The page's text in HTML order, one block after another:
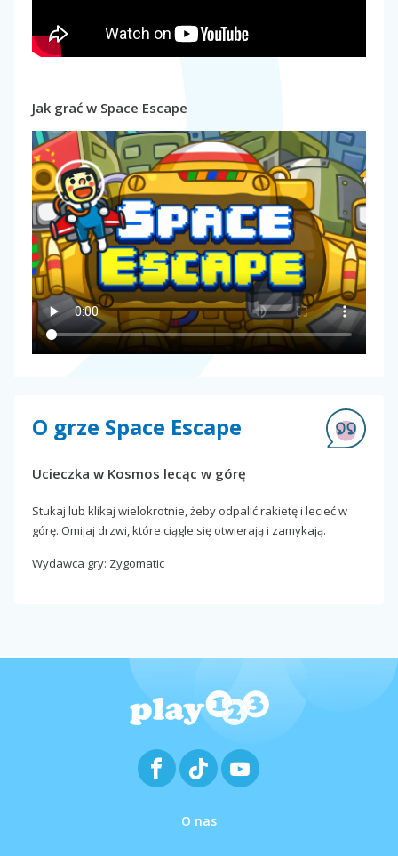
Jak grać w Space Escape
O grze Space Escape
Ucieczka w Kosmos lecąc w górę
Stukaj lub klikaj wielokrotnie, żeby odpalić rakietę i lecieć w
górę. Omijaj drzwi, które ciągle się otwierają i zamykają.
Wydawca gry: Zygomatic
O nas